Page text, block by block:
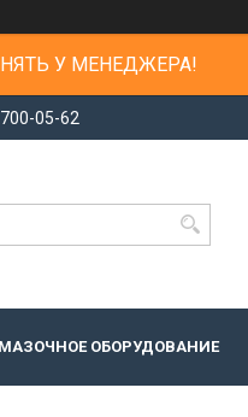
У МЕНЕДЖЕРА!
05-62
ОБОРУДОВАНИЕ